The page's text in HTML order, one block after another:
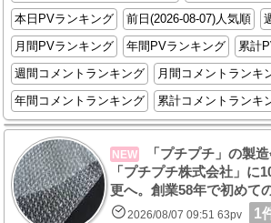
本日PVランキング
前日(2026-08-07)人気順
月間PVランキング
年間PVランキング
累計
週間コメントランキング
月間コメントランキ
年間コメントランキング
累計コメントランキ
NEW
「プチプチ」の製
「プチプチ株式会社」に
更へ。創業58年で初めて
2026/08/07 09:51 63pv 1